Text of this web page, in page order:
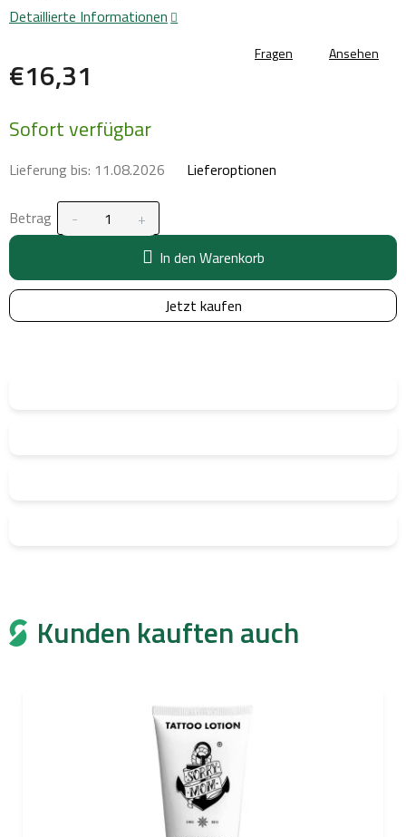
€16,31
Sofort verfügbar
Lieferung bis: 11.08.2026 Lieferoptionen
Betrag
In den Warenkorb
Jetzt kaufen
Detaillierte Informationen
Fragen Ansehen
Kunden kauften auch